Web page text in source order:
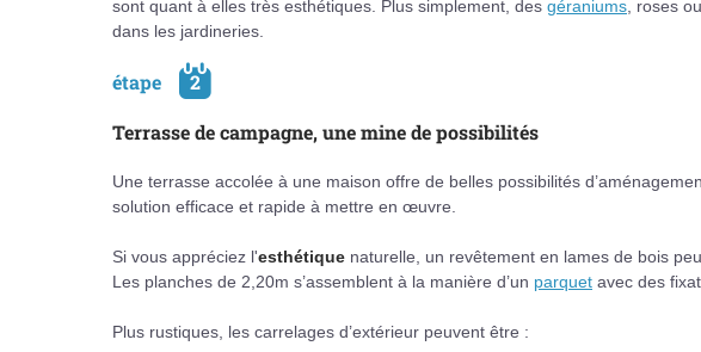
sont quant à elles très esthétiques. Plus simplement, des géraniums , roses
dans les jardineries.
étape
2
Terrasse de campagne, une mine de possibilités
Une terrasse accolée à une maison offre de belles possibilités
solution efficace et rapide à mettre en œuvre.
Si vous appréciez l'esthétique naturelle, un revêtement en lames de bois
Les planches de 2,20m s’assemblent à la manière d’un parquet avec des
Plus rustiques, les carrelages d’extérieur peuvent être :